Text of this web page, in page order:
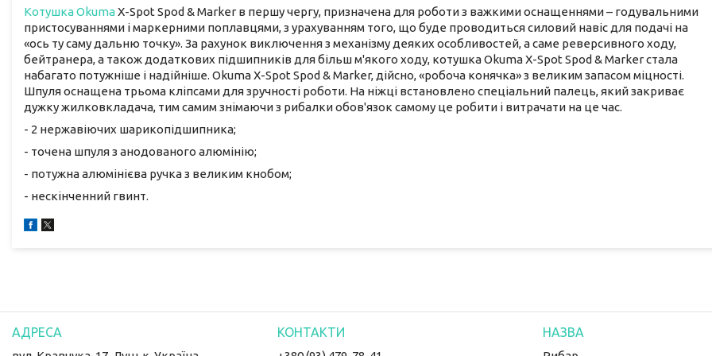
КотушкаOkumaX-Spot Spod & Marker в першу чергу, призначена для роботи з важкими оснащеннями – годувальними
пристосуваннями і маркерними поплавцями, з урахуванням того, що буде проводиться силовий навіс для подачі на
«ось ту саму дальню точку». За рахунок виключення з механізму деяких особливостей, а саме реверсивного ходу,
бейтранера, а також додаткових підшипників для більш м'якого ходу, котушка Okuma X-Spot Spod & Marker стала
набагато потужніше і надійніше. Okuma X-Spot Spod & Marker, дійсно, «робоча конячка» з великим запасом міцності.
Шпуля оснащена трьома кліпсами для зручності роботи. На ніжці встановлено спеціальний палець, який закриває
дужку жилковкладача, тим самим знімаючи з рибалки обов'язок самому це робити і витрачати на це час.
- 2 нержавіючих шарикопідшипника;
- точена шпуля з анодованого алюмінію;
- потужна алюмінієва ручка з великим кнобом;
- нескінченний гвинт.